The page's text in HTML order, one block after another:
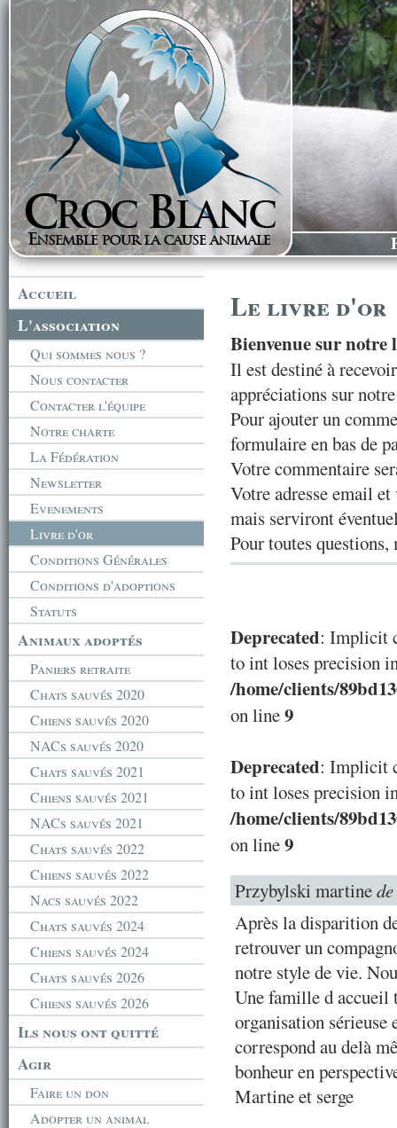
Accueil
L'association
Qui sommes nous ?
Nous contacter
Contacter l'équipe
Notre charte
La Fédération
Newsletter
Evenements
Livre d'or
Conditions Générales
Conditions d'adoptions
Statuts
Animaux adoptés
Paniers retraite
Chats sauvés 2020
Chiens sauvés 2020
NACs sauvés 2020
Chats sauvés 2021
Chiens sauvés 2021
NACs sauvés 2021
Chats sauvés 2022
Chiens sauvés 2022
Nacs sauvés 2022
Chats sauvés 2024
Chiens sauvés 2024
Chats sauvés 2026
Chiens sauvés 2026
Ils nous ont quitté
Agir
Faire un don
Adopter un animal
Le livre d'or
Bienvenue sur
Il est destiné à
appréciations sur
Pour ajouter un
formulaire en bas de
Votre commentaire
Votre adresse email
mais serviront
Pour toutes
Deprecated: Implicit
to int loses precision
/home/clients/
on line9
Deprecated: Implicit
to int loses precision
/home/clients/
on line9
Przybylski martine
Après la disparition
retrouver un
notre style de vie.
Une famille d accueil
organisation sérieuse
correspond au delà
bonheur en
Martine et serge